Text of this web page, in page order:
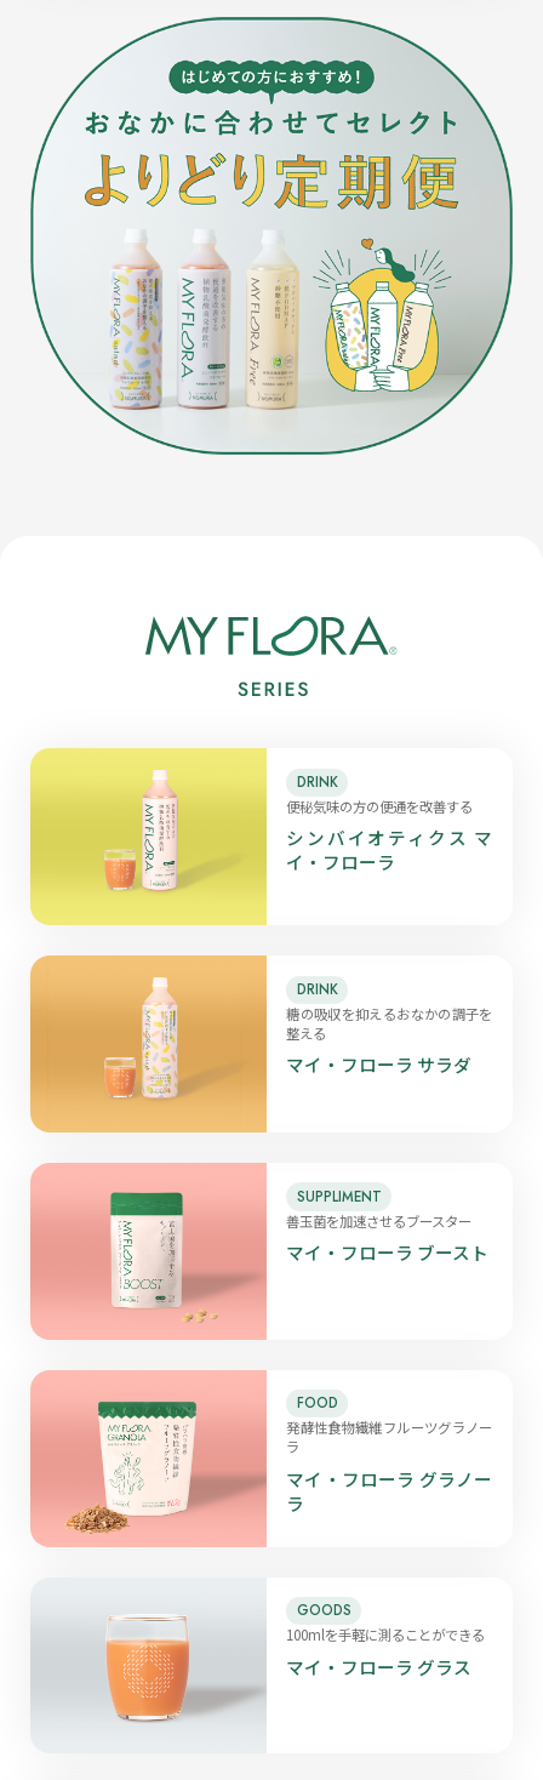
便秘気味の方の便通を改善する
DRINK
シンバイオティクス マ
イ・フローラ
糖の吸収を抑えるおなかの調子を
整える
DRINK
マイ・フローラ サラダ
善玉菌を加速させるブースター
SUPPLIMENT
マイ・フローラ ブースト
発酵性食物繊維フルーツグラノー
ラ
FOOD
マイ・フローラ グラノー
ラ
100mlを手軽に測ることができる
GOODS
マイ・フローラ グラス